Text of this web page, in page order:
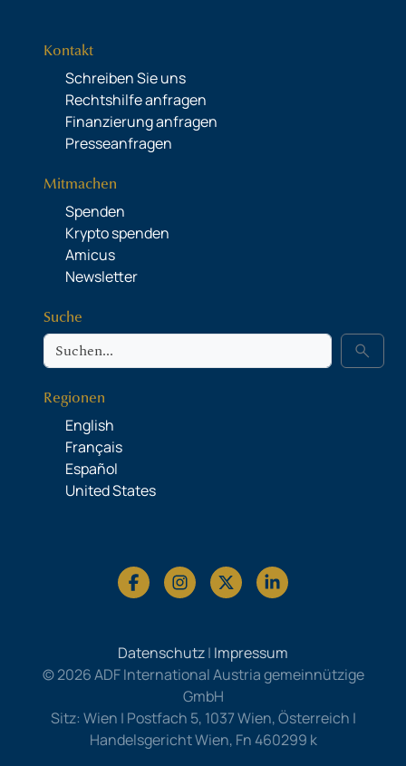
Kontakt
Schreiben Sie uns
Rechtshilfe anfragen
Finanzierung anfragen
Presseanfragen
Mitmachen
Spenden
Krypto spenden
Amicus
Newsletter
Suche
Suche search
Regionen
English
Français
Español
United States
Datenschutz| Impressum
© 2026 ADF International Austria gemeinnützige
GmbH
Sitz: Wien | Postfach 5, 1037 Wien, Österreich |
Handelsgericht Wien, Fn 460299 k